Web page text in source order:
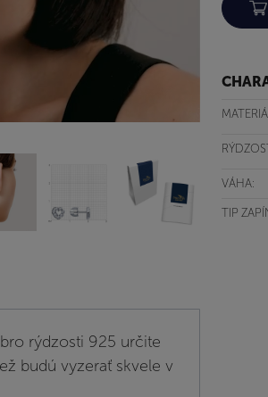
rýdzosti 925 určite
budú vyzerať skvele v
VÁHA:
TIP